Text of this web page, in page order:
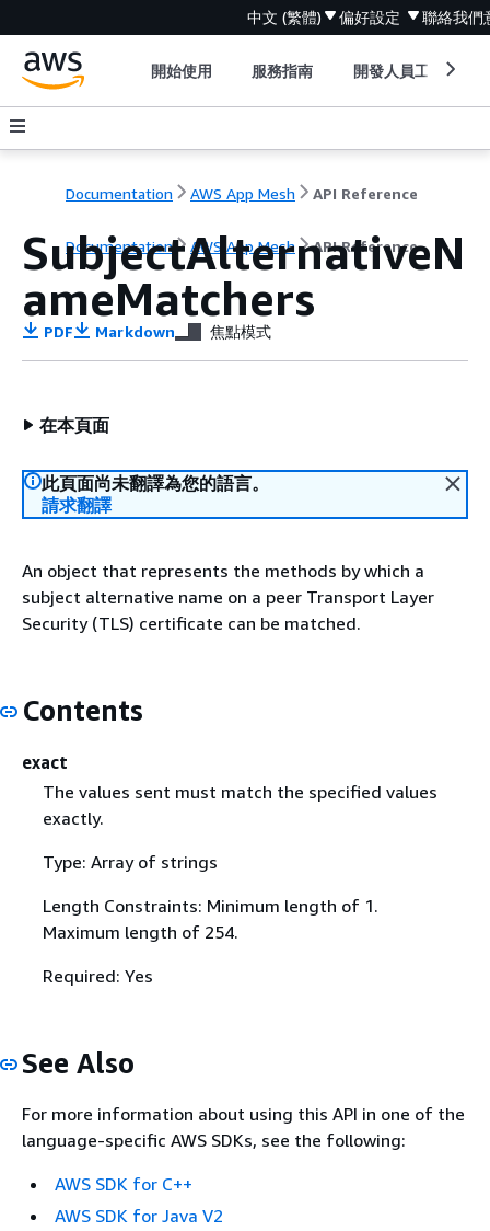
中文 (繁體) 偏好設定 聯絡我們
開始使用 服務指南 開發人員工具
Documentation AWS App Mesh API Reference
Documentation AWS App Mesh API Reference
SubjectAlternativeN
ameMatchers
PDF Markdown 焦點模式
在本頁面
此頁面尚未翻譯為您的語言。
請求翻譯
An object that represents the methods by which a
subject alternative name on a peer Transport Layer
Security (TLS) certificate can be matched.
Contents
exact
The values sent must match the specified values
exactly.
Type: Array of strings
Length Constraints: Minimum length of 1.
Maximum length of 254.
Required: Yes
See Also
For more information about using this API in one of the
language-specific AWS SDKs, see the following:
AWS SDK for C++
AWS SDK for Java V2